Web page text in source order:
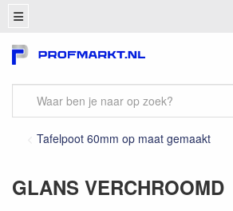
Tafelpoot 60mm op maat gemaakt
GLANS VERCHROOMD